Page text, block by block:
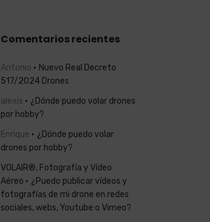
Comentarios recientes
Antonio
Nuevo Real Decreto
517/2024 Drones
alexis
¿Dónde puedo volar drones
por hobby?
Enrique
¿Dónde puedo volar
drones por hobby?
VOLAIR®, Fotografía y Vídeo
Aéreo
¿Puedo publicar vídeos y
fotografías de mi drone en redes
sociales, webs, Youtube o Vimeo?